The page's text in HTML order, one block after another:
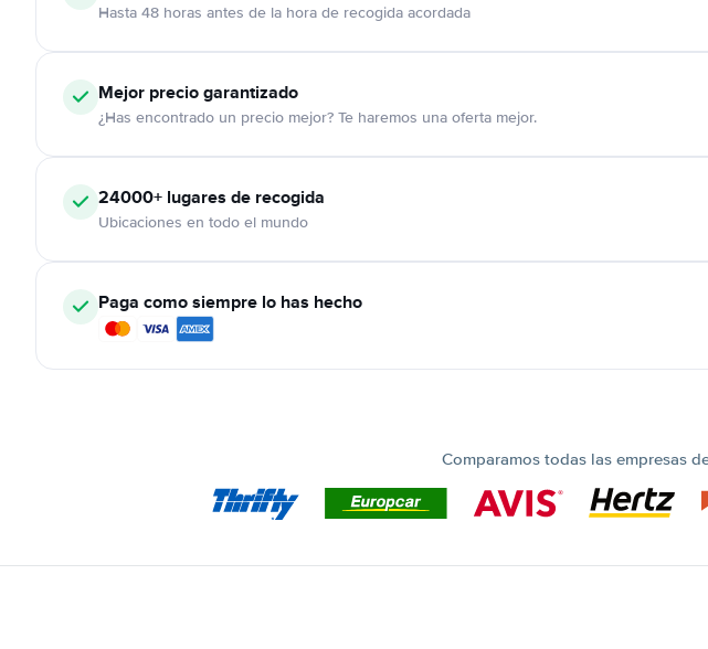
Hasta 48 horas antes de la hora de recogida acordada
Mejor precio garantizado
¿Has encontrado un precio mejor? Te haremos una oferta mejor.
24000+ lugares de recogida
Ubicaciones en todo el mundo
Paga como siempre lo has hecho
Comparamos todas las empresas